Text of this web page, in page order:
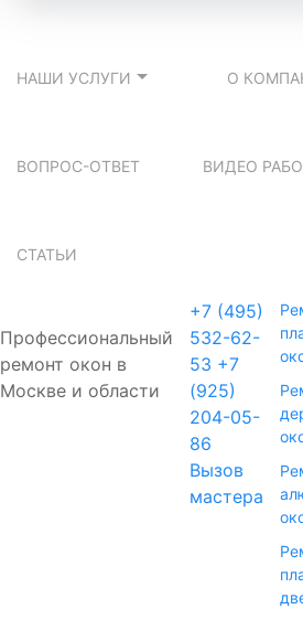
НАШИ УСЛУГИ О
ВОПРОС-ОТВЕТ ВИДЕО
СТАТЬИ
Профессиональный
ремонт окон в
Москве и области
+7 (495)
532-62-
53 +7
(925)
204-05-
86
Вызов
мастера